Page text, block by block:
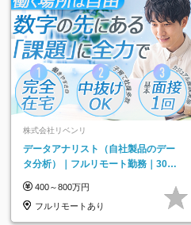
株式会社リベンリ
データアナリスト（自社製品のデー
タ分析）｜フルリモート勤務｜30代
員多数活躍
400～800万円
フルリモートあり